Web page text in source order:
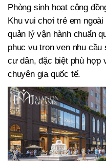
Phòng sinh hoạt cộng
Khu vui chơi trẻ em
quản lý vận hành chuẩn
phục vụ trọn vẹn nhu
cư dân, đặc biệt phù hợp
chuyên gia quốc tế.